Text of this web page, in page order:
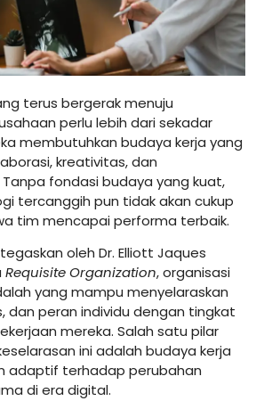
terus bergerak menuju
perlu lebih dari sekadar
membutuhkan budaya kerja yang
kreativitas, dan
fondasi budaya yang kuat,
tercanggih pun tidak akan cukup
tim mencapai performa terbaik.
oleh Dr. Elliott Jaques
Requisite Organization, organisasi
yang mampu menyelaraskan
dan peran individu dengan tingkat
mereka. Salah satu pilar
ini adalah budaya kerja
adaptif terhadap perubahan
di era digital.